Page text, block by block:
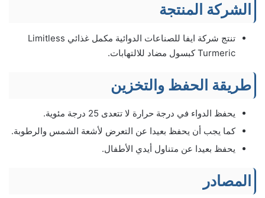
الشركة المنتجة
تنتج شركة ايفا للصناعات الدوائية مكمل غذائي Limitless
Turmeric كبسول مضاد للالتهابات.
طريقة الحفظ والتخزين
يحفظ الدواء في درجة حرارة لا تتعدى 25 درجة مئوية.
كما يجب أن يحفظ بعيدا عن التعرض لأشعة الشمس والرطوبة.
يحفظ بعيدا عن متناول أيدي الأطفال.
المصادر